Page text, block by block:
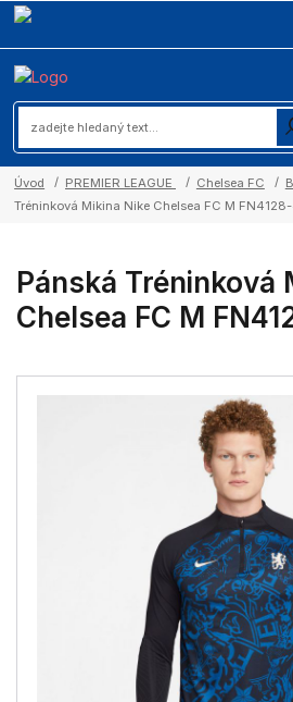
Úvod PREMIER LEAGUE Chelsea FC
Tréninková Mikina Nike Chelsea FC M
Pánská Tréninková
Chelsea FC M